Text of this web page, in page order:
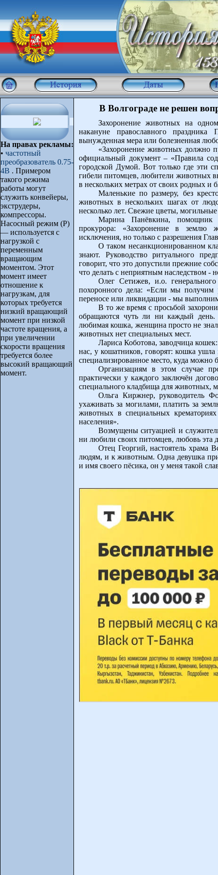
На правах рекламы:
• частотный
преобразователь 0.75-
4B . Примером
такого режима
работы могут
служить конвейеры,
экструдеры,
компрессоры.
Насосный режим (P)
— используется с
нагрузкой с
переменным
вращающим
моментом. Этот
момент имеет
отношение к
нагрузкам, для
которых требуется
низкий вращающий
момент при низкой
частоте вращения, а
при увеличении
скорости вращения
требуется более
высокий вращающий
момент.
В Волгограде не решен
Захоронение животных на
накануне православного
вынужденная мера или болезненная
«Захоронение животных должно
официальный документ – «Правила
городской Думой. Вот только где эти
гибели питомцев, любители животных
в нескольких метрах от своих родных и
Маленькие по размеру, без
животных в нескольких шагах от
несколько лет. Свежие цветы,
Марина Панёвкина, помощник
прокурора: «Захоронение в землю
исключения, но только с разрешения
О таком несанкционированном
знают. Руководство ритуального
говорит, что это допустили прежние
что делать с неприятным наследством -
Олег Сетижев, и.о.
похоронного дела: «Если мы получим
переносе или ликвидации - мы
В то же время с просьбой
обращаются чуть ли ни каждый
любимая кошка, женщина просто не
животных нет специальных мест.
Лариса Коботова, заводчица
нас, у кошатников, говорят: кошка
специализированное место, куда можно
Организациям в этом случае
практически у каждого заключён
специального кладбища для животных,
Ольга Киржнер, руководитель
ухаживать за могилами, платить за
животных в специальных
населения».
Возмущены ситуацией и
ни любили своих питомцев, любовь эта
Отец Георгий, настоятель храма
людям, и к животным. Одна девушка
и имя своего пёсика, он у меня такой